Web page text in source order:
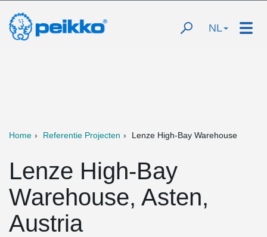
NL
Home Referentie Projecten Lenze High-Bay Warehouse
Lenze High-Bay
Warehouse, Asten,
Austria